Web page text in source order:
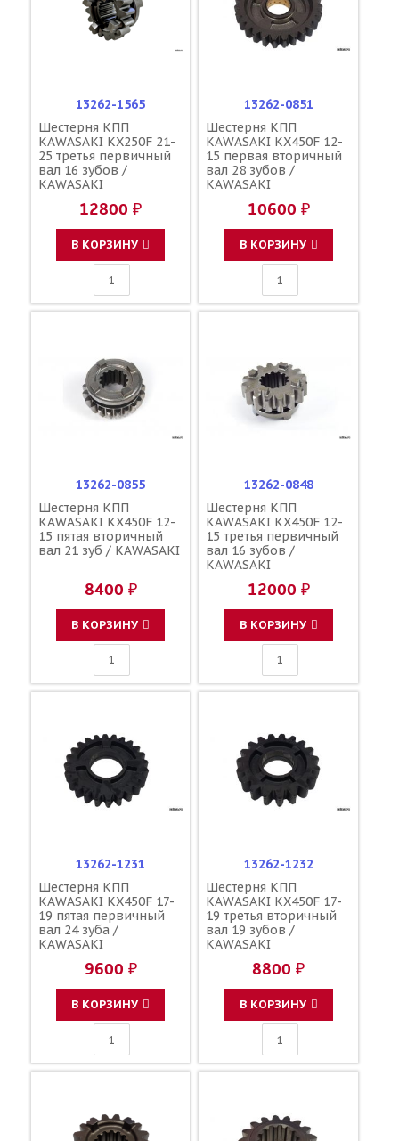
13262-1565
Шестерня КПП
KAWASAKI KX250F 21-
25 третья первичный
вал 16 зубов /
KAWASAKI
12800 ₽
В КОРЗИНУ
13262-0851
Шестерня КПП
KAWASAKI KX450F 12-
15 первая вторичный
вал 28 зубов /
KAWASAKI
10600 ₽
В КОРЗИНУ
13262-0855
Шестерня КПП
KAWASAKI KX450F 12-
15 пятая вторичный
вал 21 зуб / KAWASAKI
8400 ₽
В КОРЗИНУ
13262-0848
Шестерня КПП
KAWASAKI KX450F 12-
15 третья первичный
вал 16 зубов /
KAWASAKI
12000 ₽
В КОРЗИНУ
13262-1231
Шестерня КПП
KAWASAKI KX450F 17-
19 пятая первичный
вал 24 зуба /
KAWASAKI
9600 ₽
В КОРЗИНУ
13262-1232
Шестерня КПП
KAWASAKI KX450F 17-
19 третья вторичный
вал 19 зубов /
KAWASAKI
8800 ₽
В КОРЗИНУ